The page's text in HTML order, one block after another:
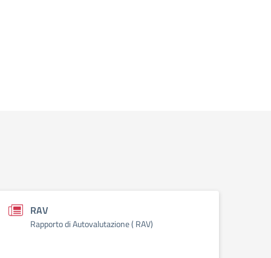
RAV
Rapporto di Autovalutazione ( RAV)